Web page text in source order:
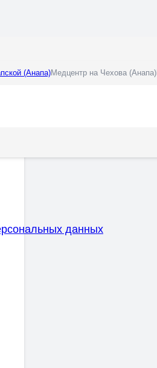
(Анапа)Медцентр на Чехова (Анапа)
данных